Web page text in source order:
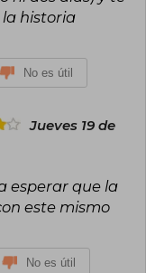
historia
No es útil
Jueves 19 de
esperar que la
este mismo
No es útil